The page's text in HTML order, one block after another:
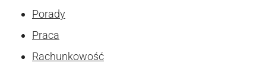
Porady
Praca
Rachunkowość